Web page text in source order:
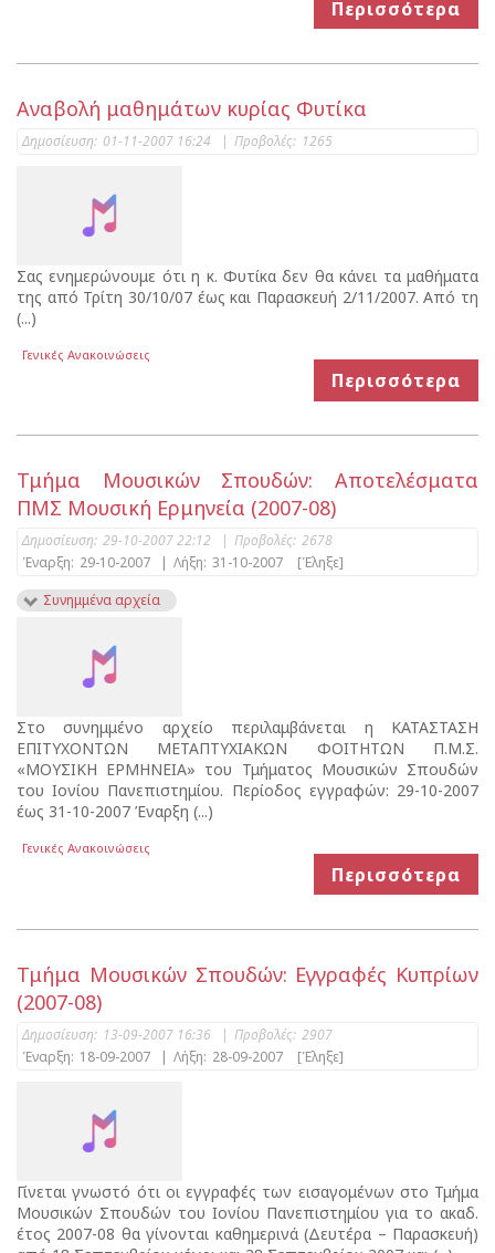
Περισσότερα
Αναβολή μαθημάτων κυρίας Φυτίκα
Δημοσίευση: 01-11-2007 16:24 | Προβολές: 1265
Σας ενημερώνουμε ότι η κ. Φυτίκα δεν θα κάνει τα μαθήματα
της από Τρίτη 30/10/07 έως και Παρασκευή 2/11/2007. Από τη
(...)
Γενικές Ανακοινώσεις
Περισσότερα
Τμήμα Μουσικών Σπουδών: Αποτελέσματα
ΠΜΣ Μουσική Ερμηνεία (2007-08)
Δημοσίευση: 29-10-2007 22:12 | Προβολές: 2678
Έναρξη: 29-10-2007 | Λήξη: 31-10-2007
[Έληξε]
Συνημμένα αρχεία
Στο συνημμένο αρχείο περιλαμβάνεται η ΚΑΤΑΣΤΑΣΗ
ΕΠΙΤΥΧΟΝΤΩΝ ΜΕΤΑΠΤΥΧΙΑΚΩΝ ΦΟΙΤΗΤΩΝ Π.Μ.Σ.
«ΜΟΥΣΙΚΗ ΕΡΜΗΝΕΙΑ» του Τμήματος Μουσικών Σπουδών
του Ιονίου Πανεπιστημίου. Περίοδος εγγραφών: 29-10-2007
έως 31-10-2007 Έναρξη (...)
Γενικές Ανακοινώσεις
Περισσότερα
Τμήμα Μουσικών Σπουδών: Εγγραφές Κυπρίων
(2007-08)
Δημοσίευση: 13-09-2007 16:36 | Προβολές: 2907
Έναρξη: 18-09-2007 | Λήξη: 28-09-2007 [Έληξε]
Γίνεται γνωστό ότι οι εγγραφές των εισαγομένων στο Τμήμα
Μουσικών Σπουδών του Ιονίου Πανεπιστημίου για το ακαδ.
έτος 2007-08 θα γίνονται καθημερινά (Δευτέρα – Παρασκευή)